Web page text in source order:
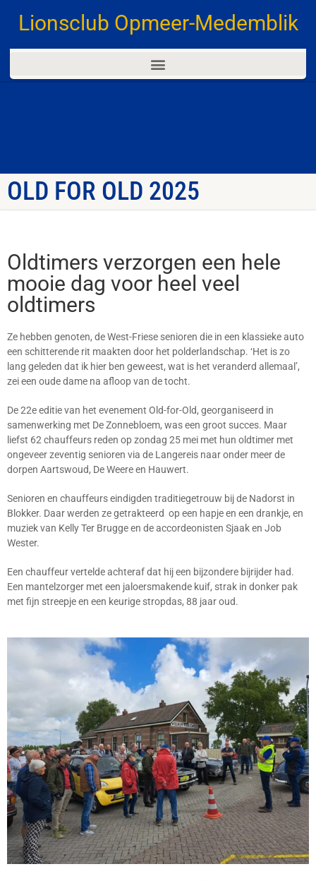
Lionsclub Opmeer-Medemblik
OLD FOR OLD 2025
Oldtimers verzorgen een hele
mooie dag voor heel veel
oldtimers
Ze hebben genoten, de West-Friese senioren die in een klassieke auto
een schitterende rit maakten door het polderlandschap. ‘Het is zo
lang geleden dat ik hier ben geweest, wat is het veranderd allemaal’,
zei een oude dame na afloop van de tocht.
De 22e editie van het evenement Old-for-Old, georganiseerd in
samenwerking met De Zonnebloem, was een groot succes. Maar
liefst 62 chauffeurs reden op zondag 25 mei met hun oldtimer met
ongeveer zeventig senioren via de Langereis naar onder meer de
dorpen Aartswoud, De Weere en Hauwert.
Senioren en chauffeurs eindigden traditiegetrouw bij de Nadorst in
Blokker. Daar werden ze getrakteerd op een hapje en een drankje, en
muziek van Kelly Ter Brugge en de accordeonisten Sjaak en Job
Wester.
Een chauffeur vertelde achteraf dat hij een bijzondere bijrijder had.
Een mantelzorger met een jaloersmakende kuif, strak in donker pak
met fijn streepje en een keurige stropdas, 88 jaar oud.